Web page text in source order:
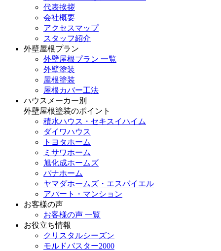
代表挨拶
会社概要
アクセスマップ
スタッフ紹介
外壁屋根プラン
外壁屋根プラン 一覧
外壁塗装
屋根塗装
屋根カバー工法
ハウスメーカー別
外壁屋根塗装のポイント
積水ハウス・セキスイハイム
ダイワハウス
トヨタホーム
ミサワホーム
旭化成ホームズ
パナホーム
ヤマダホームズ・エスバイエル
アパート・マンション
お客様の声
お客様の声 一覧
お役立ち情報
クリスタルシーズン
モルドバスター2000